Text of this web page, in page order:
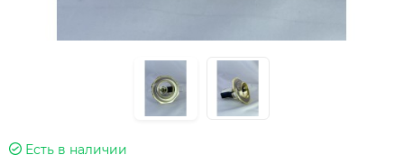
Есть в наличии